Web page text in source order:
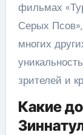
фильмах
Серых
многих
зрителей и
Какие